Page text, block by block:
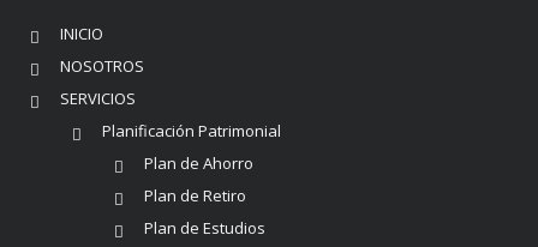
INICIO
NOSOTROS
SERVICIOS
Planificación Patrimonial
Plan de Ahorro
Plan de Retiro
Plan de Estudios